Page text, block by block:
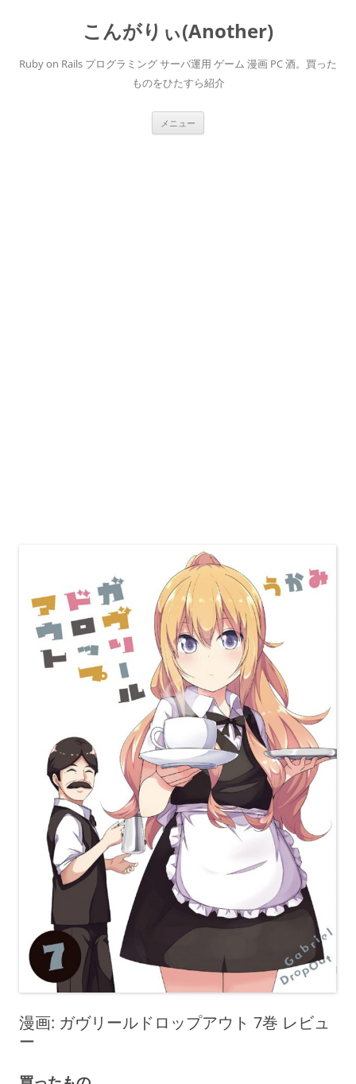
こんがりぃ(Another)
Ruby on Rails プログラミング サーバ運用 ゲーム 漫画 PC 酒。買った
ものをひたすら紹介
メニュー
漫画: ガヴリールドロップアウト 7巻 レビュ
ー